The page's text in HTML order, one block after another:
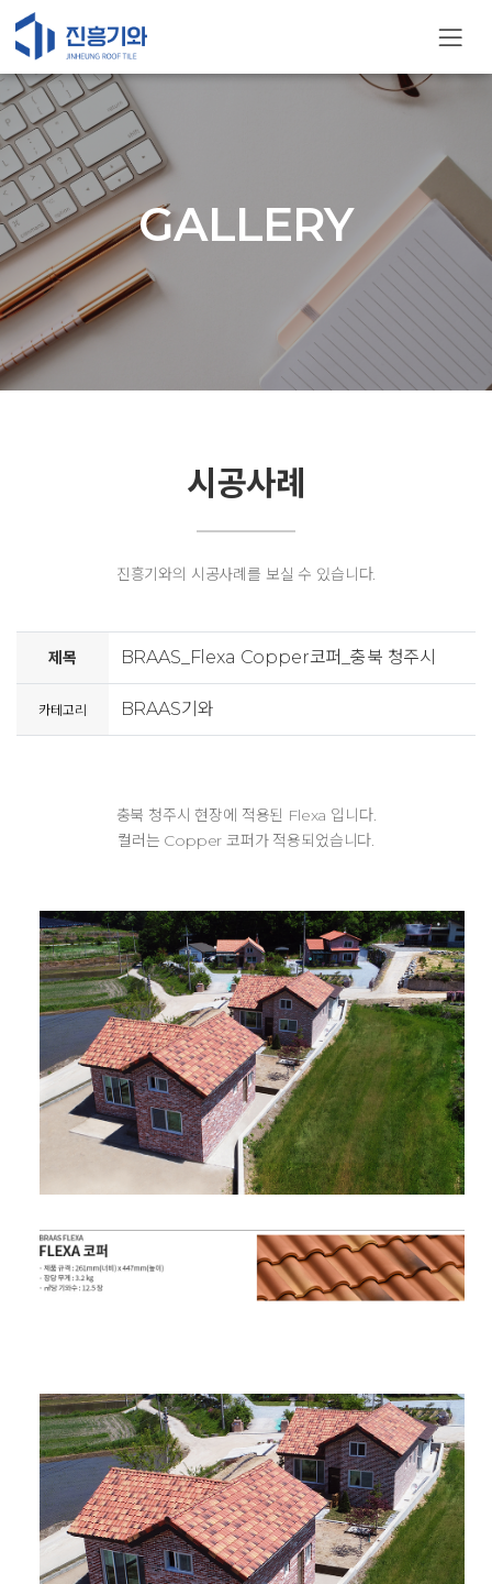
GALLERY
시공사례
진흥기와의 시공사례를 보실 수 있습니다.
제목 BRAAS_Flexa Copper코퍼_충북 청주시
카테고리 BRAAS기와
충북 청주시 현장​​에 적용된 Flexa 입니다.
컬러는 Copper 코퍼가 적용되었습니다.